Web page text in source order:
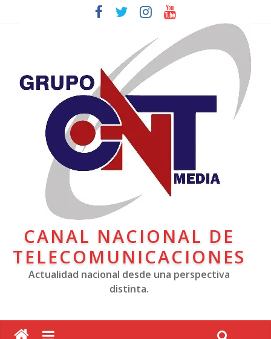
CANAL NACIONAL DE
TELECOMUNICACIONES
Actualidad nacional desde una perspectiva
distinta.